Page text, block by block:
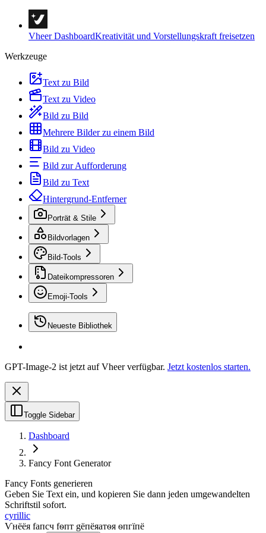
Vheer DashboardKreativität und Vorstellungskraft freisetzen
Werkzeuge
Text zu Bild
Text zu Video
Bild zu Bild
Mehrere Bilder zu einem Bild
Bild zu Video
Bild zur Aufforderung
Bild zu Text
Hintergrund-Entferner
Porträt & Stile
Bildvorlagen
Bild-Tools
Dateikompressoren
Emoji-Tools
Neueste Bibliothek
GPT-Image-2 ist jetzt auf Vheer verfügbar. Jetzt kostenlos starten.
Toggle Sidebar
Dashboard
Fancy Font Generator
Fancy Fonts generieren
Geben Sie Text ein, und kopieren Sie dann jeden umgewandelten
Schriftstil sofort.
cyrillic
Ѵнёёя fапcч fѳпт gёпёяатѳя ѳпгїпё